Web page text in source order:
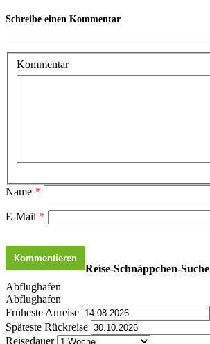
Schreibe einen Kommentar
Kommentar
Name *
E-Mail *
Reise-Schnäppchen-Suche
Abflughafen
Abflughafen
Früheste Anreise
Späteste Rückreise
Reisedauer